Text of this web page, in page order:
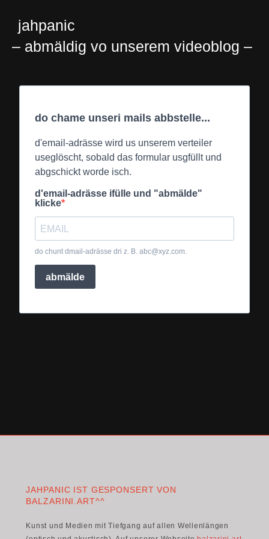
jahpanic
– abmäldig vo unserem videoblog –
do chame unseri mails abbstelle...
d'email-adrässe wird us unserem verteiler
useglöscht, sobald das formular usgfüllt und
abgschickt worde isch.
d'email-adrässe ifülle und "abmälde"
klicke
do chunt dmail-adrässe dri z. B. abc@xyz.com.
abmälde
JAHPANIC IST GESPONSERT VON
BALZARINI.ART^^
Kunst und Medien mit Tiefgang auf allen Wellenlängen